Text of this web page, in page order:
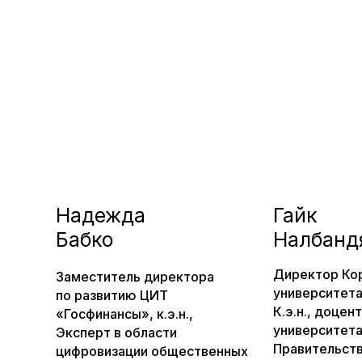
Гайк
Директор
К.э.н.,
Надежда
Бабко
Заместитель директора
по развитию ЦИТ
«Госфинансы», к.э.н.,
Эксперт в области
цифровизации общественных